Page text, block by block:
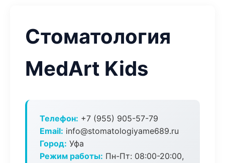
Стоматология
MedArt Kids
Телефон: +7 (955) 905-57-79
Email: info@stomatologiyame689.ru
Город: Уфа
Режим работы: Пн-Пт: 08:00-20:00,